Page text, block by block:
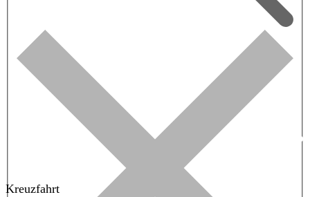
Kreuzfahrt